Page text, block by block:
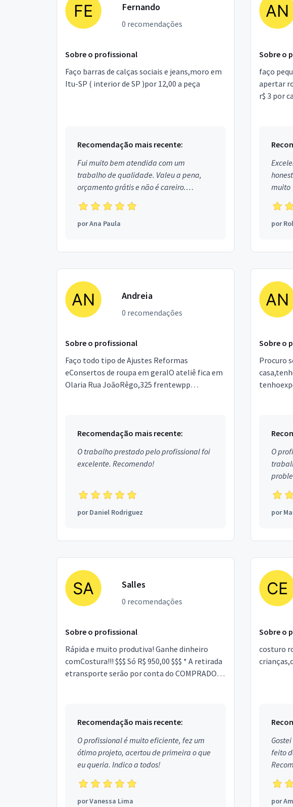
Fernando
0 recomendações
Sobre o profissional
Faço barras de calças sociais e jeans,moro em
Itu-SP ( interior de SP )por 12,00 a peça
Recomendação mais recente:
Fui muito bem atendida com um
trabalho de qualidade. Valeu a pena,
orçamento grátis e não é careiro.
Obrigada!
porAna Paula
Sobre o
faço
apertar
r$ 3 por
muito
por
Andreia
0 recomendações
Sobre o profissional
Faço todo tipo de Ajustes Reformas
eConsertos de roupa em geralO ateliê fica em
Olaria Rua JoãoRêgo,325 frentewpp
Recomendação mais recente:
O trabalho prestado pelo profissional foi
excelente. Recomendo!
porDaniel Rodriguez
Sobre o
Procuro
O
por
Salles
0 recomendações
Sobre o profissional
Rápida e muito produtiva! Ganhe dinheiro
comCostura!!! $$$ Só R$ 950,00 $$$ * A retirada
etransporte serão por conta do COMPRADOR.
Recomendação mais recente:
O profissional é muito eficiente, fez um
ótimo projeto, acertou de primeira o que
eu queria. Indico a todos!
porVanessa Lima
Sobre o
costuro
feito
por